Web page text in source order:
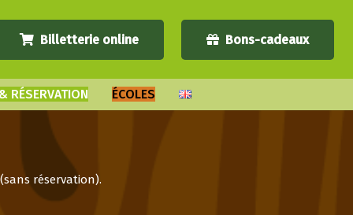
Billetterie online Bons-cadeaux
RÉSERVATION ÉCOLES
réservation).